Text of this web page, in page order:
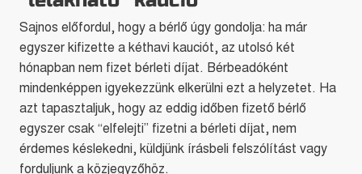
Sajnos előfordul, hogy a bérlő úgy gondolja: ha már
egyszer kifizette a kéthavi kauciót, az utolsó két
hónapban nem fizet bérleti díjat. Bérbeadóként
mindenképpen igyekezzünk elkerülni ezt a helyzetet. Ha
azt tapasztaljuk, hogy az eddig időben fizető bérlő
egyszer csak “elfelejti” fizetni a bérleti díjat, nem
érdemes késlekedni, küldjünk írásbeli felszólítást vagy
forduljunk a közjegyzőhöz.